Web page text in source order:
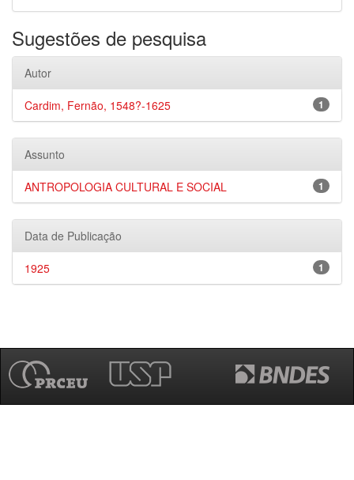
Sugestões de pesquisa
Autor
1
Cardim, Fernão, 1548?-1625
Assunto
1
ANTROPOLOGIA CULTURAL E SOCIAL
Data de Publicação
1
1925